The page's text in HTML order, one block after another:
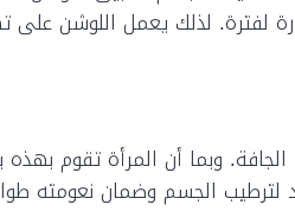
لفترة. لذلك يعمل اللوشن على
وبما أن المرأة تقوم
لترطيب الجسم وضمان نعومته